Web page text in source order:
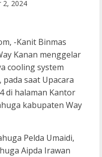
2, 2024
-Kanit Binmas
Kanan menggelar
cooling system
saat Upacara
di halaman Kantor
kabupaten Way
Pelda Umaidi,
Aipda Irawan